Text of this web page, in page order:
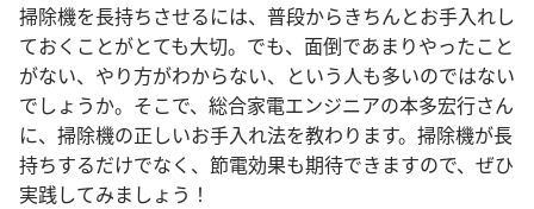
掃除機を長持ちさせるには、普段からきちんとお手入れし
ておくことがとても大切。でも、面倒であまりやったこと
がない、やり方がわからない、という人も多いのではない
でしょうか。そこで、総合家電エンジニアの本多宏行さん
に、掃除機の正しいお手入れ法を教わります。掃除機が長
持ちするだけでなく、節電効果も期待できますので、ぜひ
実践してみましょう！